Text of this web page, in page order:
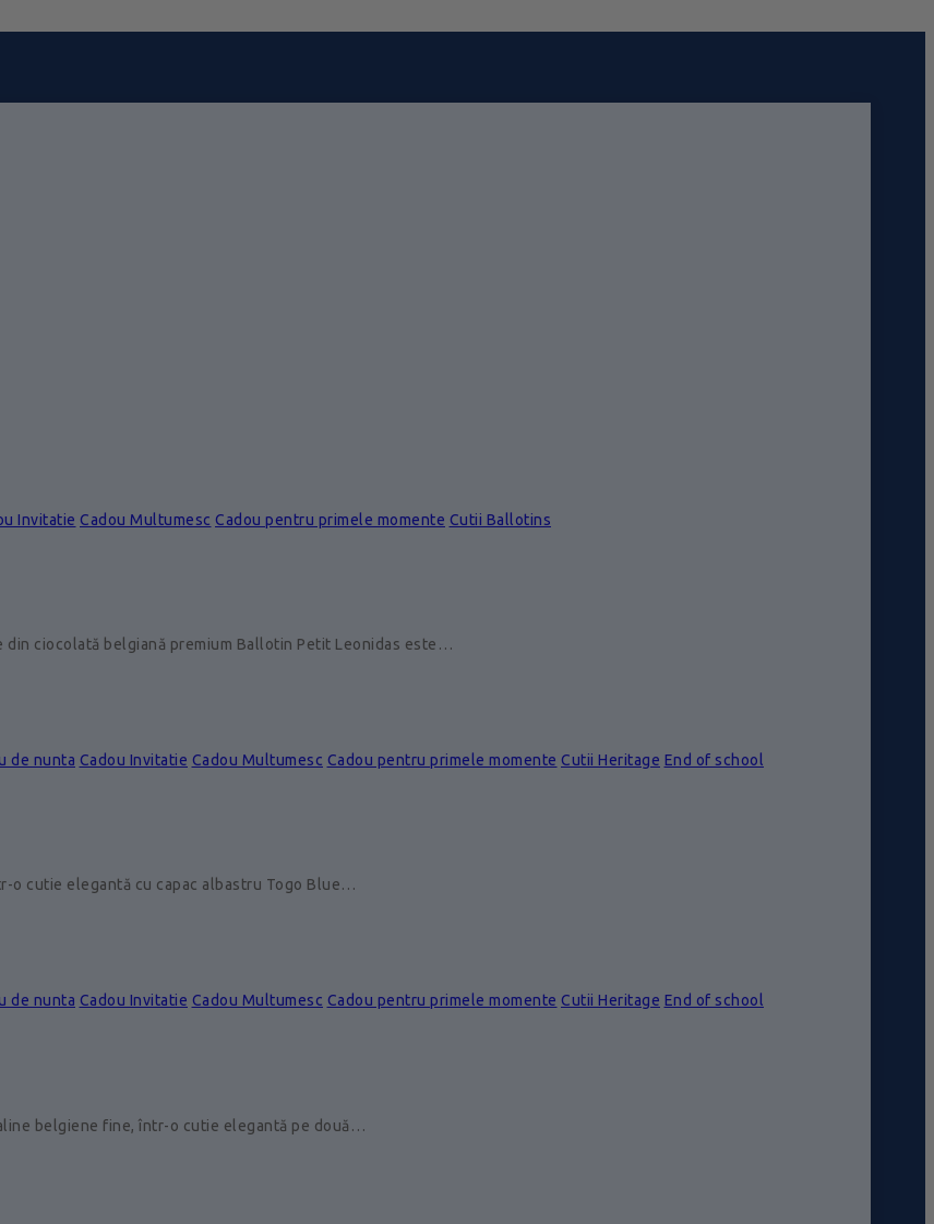
Invitatie Cadou Multumesc Cadou pentru primele momente Cutii Ballotins
din ciocolată belgiană premium Ballotin Petit Leonidas este…
de nunta Cadou Invitatie Cadou Multumesc Cadou pentru primele momente Cutii Heritage End of school
o cutie elegantă cu capac albastru Togo Blue…
de nunta Cadou Invitatie Cadou Multumesc Cadou pentru primele momente Cutii Heritage End of school
belgiene fine, într-o cutie elegantă pe două…